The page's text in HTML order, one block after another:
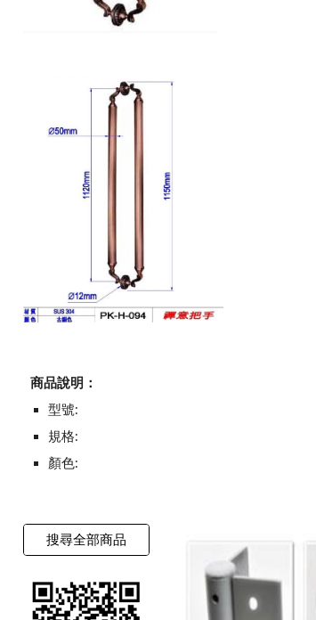
商品說明：
型號:
規格:
顏色:
搜尋全部商品